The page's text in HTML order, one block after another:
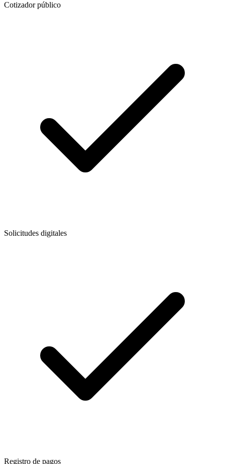
Cotizador público
Solicitudes digitales
Registro de pagos